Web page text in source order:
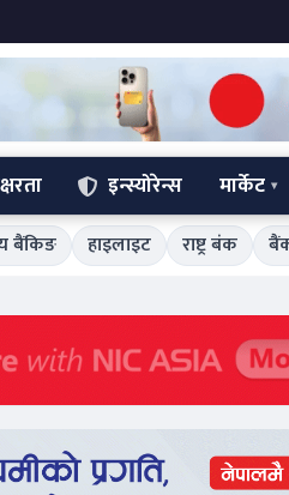
इन्स्योरेन्स मार्केट
बैंकिङ हाइलाइट राष्ट्र बंक